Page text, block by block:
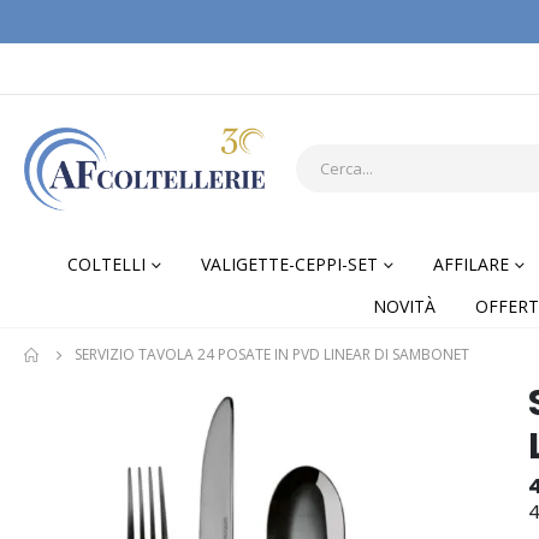
COLTELLI VALIGETTE-CEPPI-SET AFFILARE
NOVITÀ
SERVIZIO TAVOLA 24 POSATE IN PVD LINEAR DI SAMBONET
Skip